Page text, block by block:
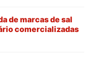
de marcas de sal
comercializadas